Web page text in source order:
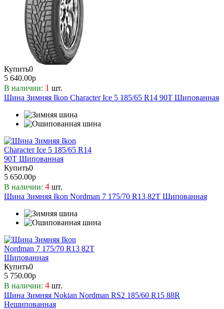
Купить0
5 640.00р
В наличии: 1 шт.
Шина Зимняя Ikon Character Ice 5 185/65 R14 90T Шипованная
Купить0
5 650.00р
В наличии: 4 шт.
Шина Зимняя Ikon Nordman 7 175/70 R13 82T Шипованная
Купить0
5 750.00р
В наличии: 4 шт.
Шина Зимняя Nokian Nordman RS2 185/60 R15 88R
Нешипованная